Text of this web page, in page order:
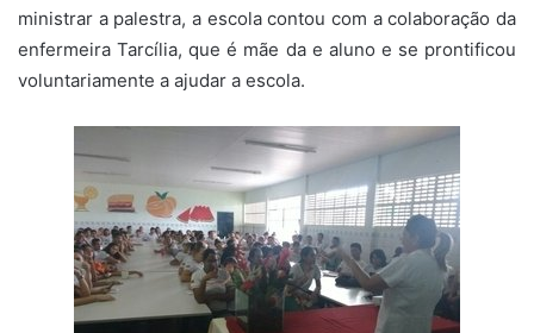
ministrar a palestra, a escola contou com a colaboração da
enfermeira Tarcília, que é mãe da e aluno e se prontificou
voluntariamente a ajudar a escola.